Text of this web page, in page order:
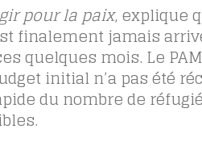
pour la paix, explique
finalement jamais
quelques mois. Le
initial n’a pas été
du nombre de